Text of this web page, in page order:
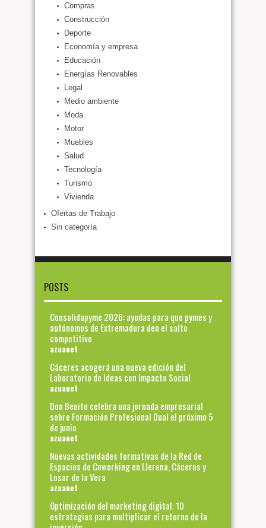
Compras
Construcción
Deporte
Economía y empresa
Educación
Energías Renovables
Legal
Medio ambiente
Moda
Motor
Muebles
Salud
Tecnología
Turismo
Vivienda
Ofertas de Trabajo
Sin categoría
POSTS
Consolidapyme 2026: ayudas para que pymes y
autónomos de Extremadura den el salto
competitivo
azuanet
Cáceres acogerá una nueva edición del
Laboratorio de Ideas con Impacto Social
azuanet
Don Benito celebra una jornada empresarial
sobre Formación Profesional Dual el próximo 5
de junio
azuanet
Nuevas actividades formativas de la Red de
Espacios de Coworking en Llerena, Cáceres y
Losar de la Vera
azuanet
Optimización del marketing digital: 10
estrategias para multiplicar el retorno de la